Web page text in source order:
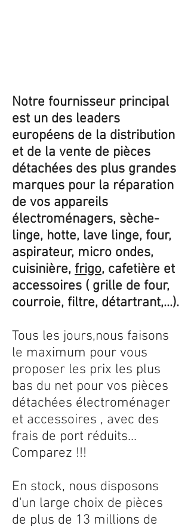
Notre fournisseur principal
est un des leaders
européens de la distribution
et de la vente de pièces
détachées des plus grandes
marques pour la réparation
de vos appareils
électroménagers, sèche-
linge, hotte, lave linge, four,
aspirateur, micro ondes,
cuisinière, frigo, cafetière et
accessoires ( grille de four,
courroie, filtre, détartrant,...).
Tous les jours,nous faisons
le maximum pour vous
proposer les prix les plus
bas du net pour vos pièces
détachées électroménager
et accessoires , avec des
frais de port réduits...
Comparez !!!
En stock, nous disposons
d'un large choix de pièces
de plus de 13 millions de